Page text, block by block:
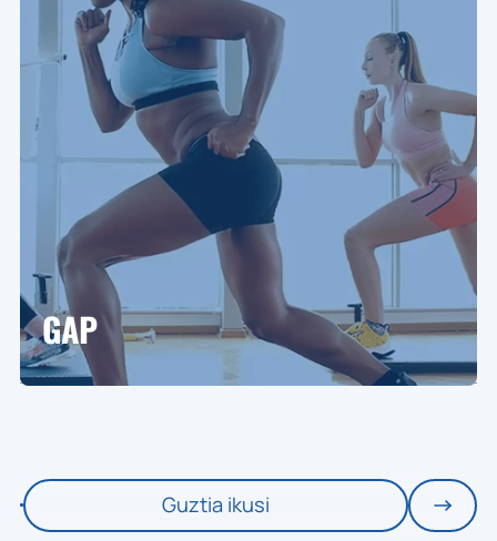
GAP
Guztia ikusi